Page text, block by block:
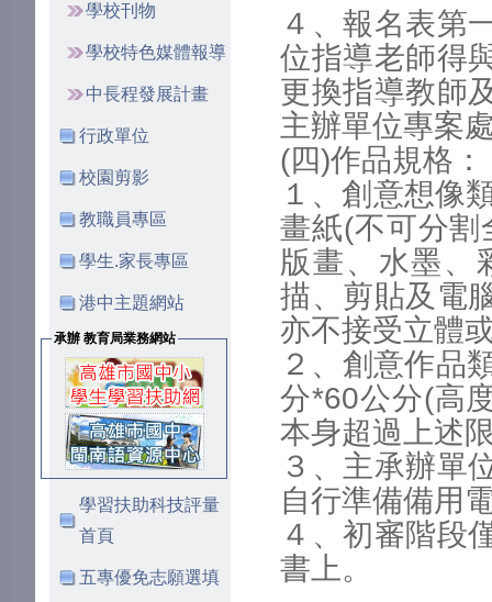
學校刊物
學校特色媒體報導
中長程發展計畫
行政單位
校園剪影
教職員專區
學生.家長專區
港中主題網站
承辦 教育局業務網站
學習扶助科技評量
首頁
五專優免志願選填
４、報名表第
位指導老師得
更換指導教師
主辦單位專案
(四)作品規格：
１、創意想像
畫紙(不可分割
版畫、水墨、
描、剪貼及電
亦不接受立體
２、創意作品
分*60公分(高
本身超過上述
３、主承辦單
自行準備備用
４、初審階段
書上。